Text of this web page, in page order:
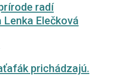
radí
Elečková
prichádzajú.